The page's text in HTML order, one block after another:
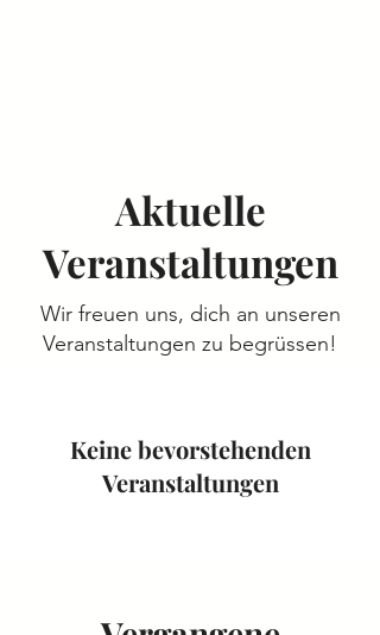
Aktuelle
Veranstaltungen
Wir freuen uns, dich an unseren
Veranstaltungen zu begrüssen!
Keine bevorstehenden
Veranstaltungen